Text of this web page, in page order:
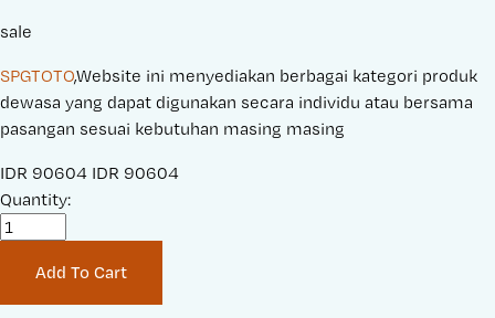
sale
SPGTOTO,Website ini menyediakan berbagai kategori produk
dewasa yang dapat digunakan secara individu atau bersama
pasangan sesuai kebutuhan masing masing
S
a
r
IDR 90604 O
i
n
IDR 90604
Quantity:
Add To Cart